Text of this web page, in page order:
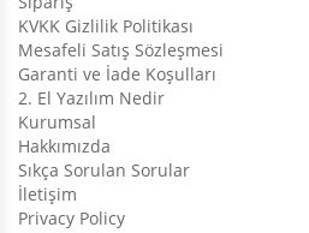
KVKK Gizlilik Politikası
Mesafeli Satış Sözleşmesi
Garanti ve İade Koşulları
2. El Yazılım Nedir
Kurumsal
Hakkımızda
Sıkça Sorulan Sorular
İletişim
Privacy Policy